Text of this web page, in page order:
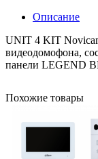
Описание
UNIT 4 KIT
видеодомофона,
панели LEGEND
Похожие товары